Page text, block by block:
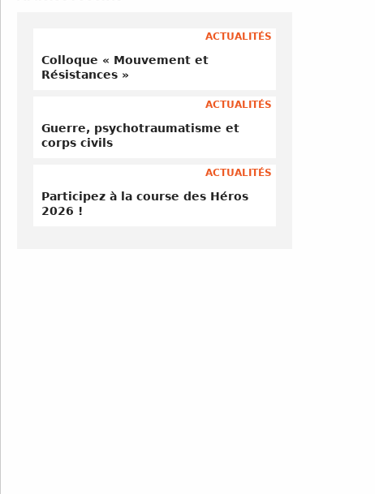
ACTUALITÉS
Colloque « Mouvement et
Résistances »
ACTUALITÉS
Guerre, psychotraumatisme et
corps civils
ACTUALITÉS
Participez à la course des Héros
2026 !